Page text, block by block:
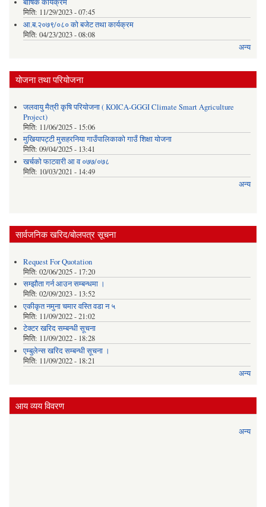
बार्षिक कार्यक्रम
मिति: 11/29/2023 - 07:45
आ.ब.२०७९/०८० को बजेट तथा कार्यक्रम
मिति: 04/23/2023 - 08:08
अन्य
योजना तथा परियोजना
जलवायु मैत्री कृषि परियोजना ( KOICA-GGGI Climate Smart Agriculture
Project)
मिति: 11/06/2025 - 15:06
मुखियापट्टी मुसहरनिया गाउँपालिकाको गाउँ शिक्षा योजना
मिति: 09/04/2025 - 13:41
खर्चकाे फाटवारी आ व ०७७/०७८
मिति: 10/03/2021 - 14:49
अन्य
सार्वजनिक खरिद/बोलपत्र सूचना
Request For Quotation
मिति: 02/06/2025 - 17:20
सम्झौता गर्न आउन सम्बन्धमा ।
मिति: 02/09/2023 - 13:52
एकीकृत नमुना चमार वस्ति वडा न ५
मिति: 11/09/2022 - 21:02
टेक्टर खरिद सम्बन्धी सूचना
मिति: 11/09/2022 - 18:28
एम्बुलेन्स खरिद सम्बन्धी सूचना ।
मिति: 11/09/2022 - 18:21
अन्य
आय व्यय विवरण
अन्य